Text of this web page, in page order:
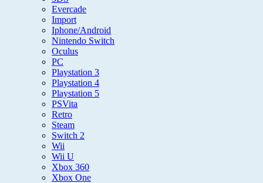
Evercade
Import
Iphone/Android
Nintendo Switch
Oculus
PC
Playstation 3
Playstation 4
Playstation 5
PSVita
Retro
Steam
Switch 2
Wii
Wii U
Xbox 360
Xbox One